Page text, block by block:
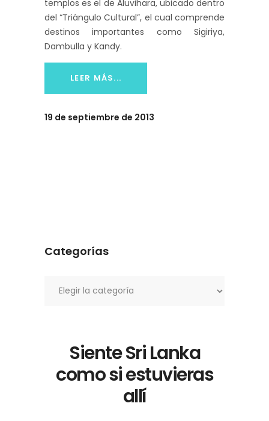
templos es el de Aluvihara, ubicado dentro
del “Triángulo Cultural”, el cual comprende
destinos importantes como Sigiriya,
Dambulla y Kandy.
LEER MÁS...
19 de septiembre de 2013
Categorías
Siente Sri Lanka
como si estuvieras
allí